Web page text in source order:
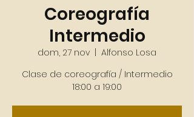
Coreografía
Intermedio
dom, 27 nov
  |
Alfonso Losa
Clase de coreografía / Intermedio